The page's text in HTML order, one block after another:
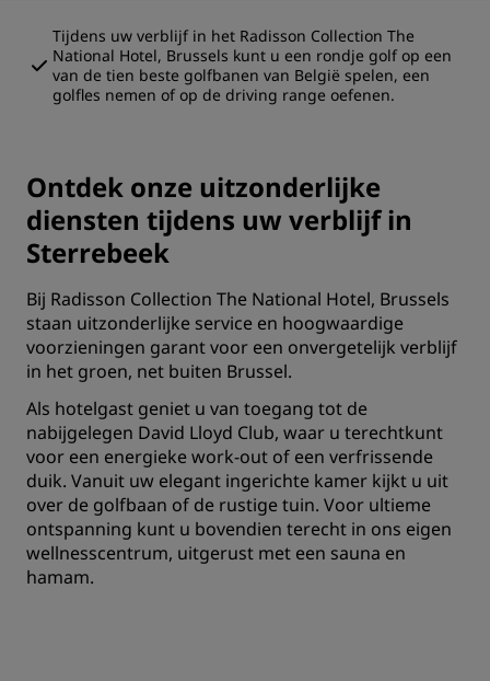
Tijdens uw verblijf in het Radisson Collection The
National Hotel, Brussels kunt u een rondje golf op een
van de tien beste golfbanen van België spelen, een
golfles nemen of op de driving range oefenen.
Ontdek onze uitzonderlijke
diensten tijdens uw verblijf in
Sterrebeek
Bij Radisson Collection The National Hotel, Brussels
staan uitzonderlijke service en hoogwaardige
voorzieningen garant voor een onvergetelijk verblijf
in het groen, net buiten Brussel.
Als hotelgast geniet u van toegang tot de
nabijgelegen David Lloyd Club, waar u terechtkunt
voor een energieke work-out of een verfrissende
duik. Vanuit uw elegant ingerichte kamer kijkt u uit
over de golfbaan of de rustige tuin. Voor ultieme
ontspanning kunt u bovendien terecht in ons eigen
wellnesscentrum, uitgerust met een sauna en
hamam.